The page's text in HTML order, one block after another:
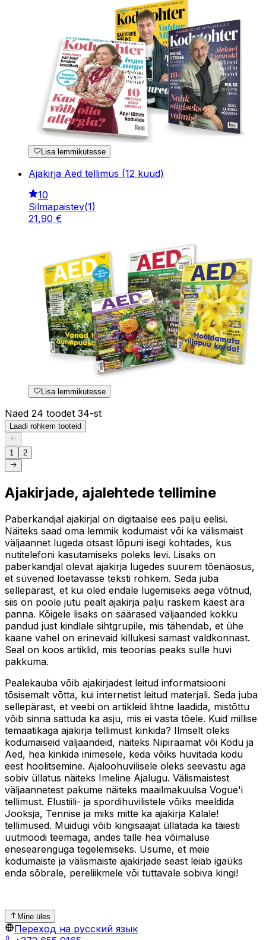
Lisa lemmikutesse
Ajakirja Aed tellimus (12 kuud)
10
Silmapaistev(1)
21,90 €
Lisa lemmikutesse
Näed 24 toodet 34-st
Laadi rohkem tooteid
1 2
Ajakirjade, ajalehtede tellimine
Paberkandjal ajakirjal on digitaalse ees palju eelisi.
Näiteks saad oma lemmik kodumaist või ka välismaist
väljaannet lugeda otsast lõpuni isegi kohtades, kus
nutitelefoni kasutamiseks poleks levi. Lisaks on
paberkandjal olevat ajakirja lugedes suurem tõenäosus,
et süvened loetavasse teksti rohkem. Seda juba
sellepärast, et kui oled endale lugemiseks aega võtnud,
siis on poole jutu pealt ajakirja palju raskem käest ära
panna. Kõigele lisaks on säärased väljaanded kokku
pandud just kindlale sihtgrupile, mis tähendab, et ühe
kaane vahel on erinevaid killukesi samast valdkonnast.
Seal on koos artiklid, mis teoorias peaks sulle huvi
pakkuma.
Pealekauba võib ajakirjadest leitud informatsiooni
tõsisemalt võtta, kui internetist leitud materjali. Seda juba
sellepärast, et veebi on artikleid lihtne laadida, mistõttu
võib sinna sattuda ka asju, mis ei vasta tõele. Kuid millise
temaatikaga ajakirja tellimust kinkida? Ilmselt oleks
kodumaiseid väljaandeid, näiteks Nipiraamat või Kodu ja
Aed, hea kinkida inimesele, keda võiks huvitada kodu
eest hoolitsemine. Ajaloohuvilisele oleks seevastu aga
sobiv üllatus näiteks Imeline Ajalugu. Välismaistest
väljaannetest pakume näiteks maailmakuulsa Vogue'i
tellimust. Elustiili- ja spordihuvilistele võiks meeldida
Jooksja, Tennise ja miks mitte ka ajakirja Kalale!
tellimused. Muidugi võib kingisaajat üllatada ka täiesti
uutmoodi teemaga, andes talle hea võimaluse
enesearenguga tegelemiseks. Usume, et meie
kodumaiste ja välismaiste ajakirjade seast leiab igaüks
enda sõbrale, pereliikmele või tuttavale sobiva kingi!
Mine üles
Переход на русский язык